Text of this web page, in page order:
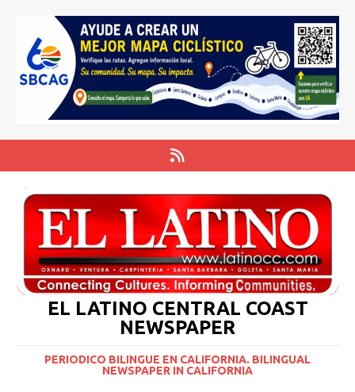
EL LATINO CENTRAL COAST
NEWSPAPER
PERIODICO BILINGUE EN CALIFORNIA. BILINGUAL
NEWSPAPER IN CALIFORNIA